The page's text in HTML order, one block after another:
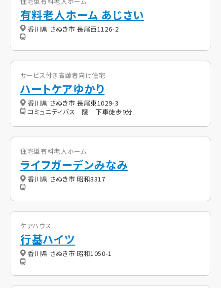
有料老人ホーム あじさい
香川県 さぬき市 長尾西1126-2
サービス付き高齢者向け住宅
ハートケアゆかり
香川県 さぬき市 長尾東1029-3
コミュニティバス 陵 下車徒歩9分
住宅型有料老人ホーム
ライフガーデンみなみ
香川県 さぬき市 昭和3317
ケアハウス
行基ハイツ
香川県 さぬき市 昭和1050-1